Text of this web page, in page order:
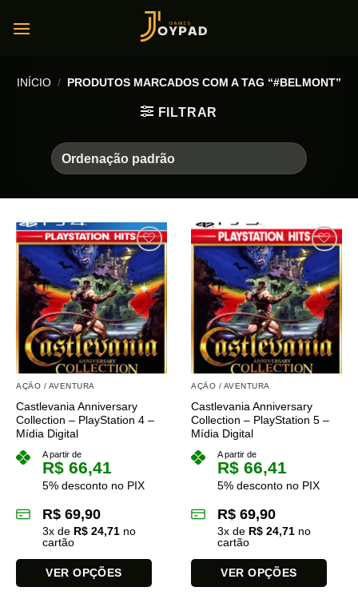
INÍCIO / PRODUTOS MARCADOS COM A TAG “#BELMONT”
FILTRAR
AÇÃO / AVENTURA
Castlevania Anniversary
Collection – PlayStation 4 –
Mídia Digital
A partir de
R$ 66,41
5% desconto no PIX
R$ 69,90
3x de R$ 24,71 no
cartão
VER OPÇÕES
AÇÃO / AVENTURA
Castlevania Anniversary
Collection – PlayStation 5 –
Mídia Digital
A partir de
R$ 66,41
5% desconto no PIX
R$ 69,90
3x de R$ 24,71 no
cartão
VER OPÇÕES